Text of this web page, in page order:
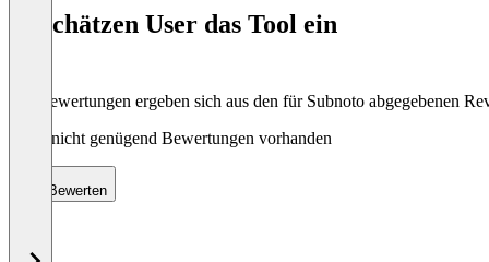
So schätzen User das Tool ein
Die Bewertungen ergeben sich aus den für Subnoto abgegebenen
Noch nicht genügend Bewertungen vorhanden
Bewerten